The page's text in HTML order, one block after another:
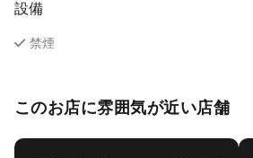
設備
禁煙
このお店に雰囲気が近い店舗